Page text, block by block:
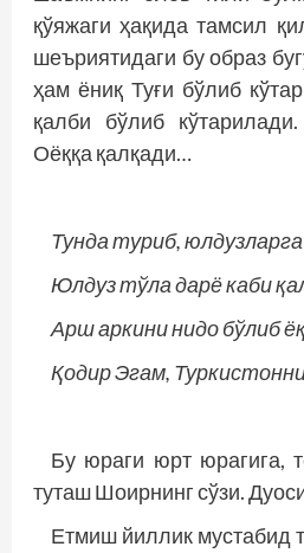
қўяжаги ҳақида тамсил
шеъ­риятидаги бу образ
ҳам ёниқ Туғи бўлиб
қалби бўлиб
Оёққа қалқади…
Тунда туриб,
Юлдуз тўла дарё каби
Арш аркини нидо бўлиб
Қодир Эгам,
Бу юраги юрт юрагига,
туташ Шоирнинг сўзи.
Етмиш йиллик мустабид